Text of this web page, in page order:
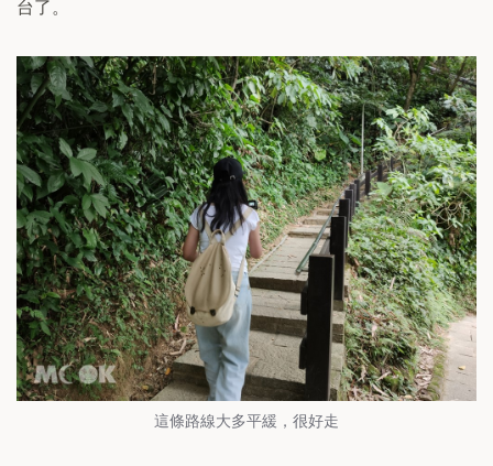
台了。
這條路線大多平緩，很好走